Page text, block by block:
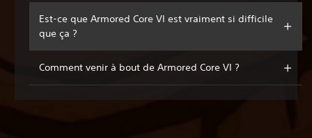
Est-ce que Armored Core VI est vraiment si difficile
que ça ?
Comment venir à bout de Armored Core VI ?